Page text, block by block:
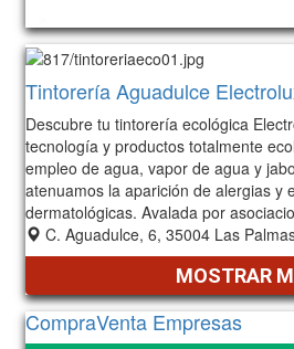
Tintorería Aguadulce
Descubre tu tintorería ecológica
tecnología y productos totalmente
empleo de agua, vapor de agua y
atenuamos la aparición de alergias y
dermatológicas. Avalada por
C. Aguadulce, 6, 35004 Las
MOSTRAR
CompraVenta Empresas